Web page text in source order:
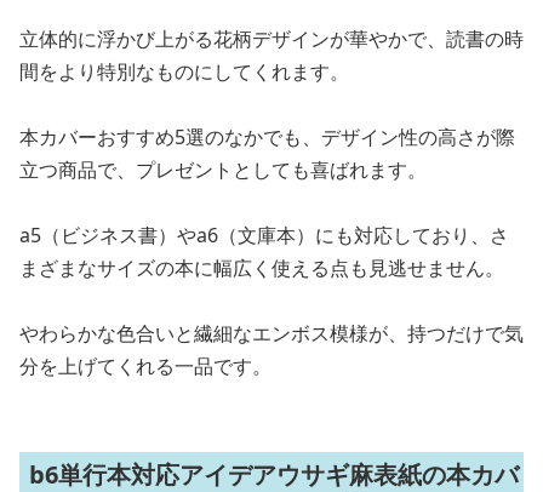
立体的に浮かび上がる花柄デザインが華やかで、読書の時
間をより特別なものにしてくれます。
本カバーおすすめ5選のなかでも、デザイン性の高さが際
立つ商品で、プレゼントとしても喜ばれます。
a5（ビジネス書）やa6（文庫本）にも対応しており、さ
まざまなサイズの本に幅広く使える点も見逃せません。
やわらかな色合いと繊細なエンボス模様が、持つだけで気
分を上げてくれる一品です。
b6単行本対応アイデアウサギ麻表紙の本カバ